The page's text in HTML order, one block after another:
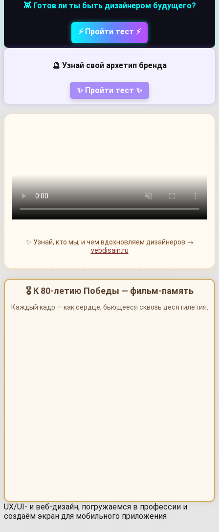
👾 Готов ли ты быть дизайнером будущего?
⚡ Пройти тест ⚡
🔮 Узнай свой архетип бренда
✨ Пройти тест ✨
✨ Узнай, кто мы, и чем вдохновляем дизайнеров →
vebdisain.ru
🎖 К 80-летию Победы — фильм-память
Каждый кадр — как сердце, бьющееся сквозь десятилетия.
UX/UI- и веб-дизайн, погружаемся в профессии и
создаём экран для мобильного приложения